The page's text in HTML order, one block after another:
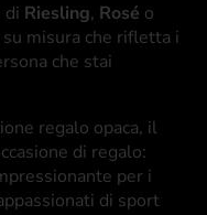
di Riesling, Rosé o
misura che rifletta i
che stai
regalo opaca, il
di regalo:
per i
di sport